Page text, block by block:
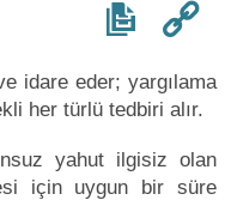
idare eder; yargılama
her türlü tedbiri alır.
yahut ilgisiz olan
için uygun bir süre